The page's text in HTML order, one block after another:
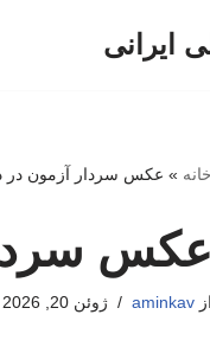
ایرانی
خانه » عکس سردار آزمون در
عکس
ازaminkav ژوئن 20, 2026